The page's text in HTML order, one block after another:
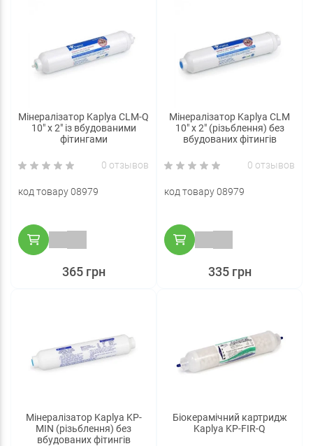
Мінералізатор Kaplya CLM-Q
10" х 2" із вбудованими
фітингами
0 отзывов
код товару 08979
365 грн
Мінералізатор Kaplya CLM
10" х 2" (різьблення) без
вбудованих фітингів
0 отзывов
код товару 08979
335 грн
Мінералізатор Kaplya KP-
MIN (різьблення) без
вбудованих фітингів
Біокерамічний картридж
Kaplya KP-FIR-Q